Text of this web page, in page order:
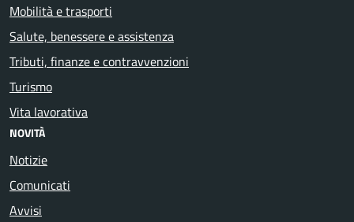
Mobilità e trasporti
Salute, benessere e assistenza
Tributi, finanze e contravvenzioni
Turismo
Vita lavorativa
NOVITÀ
Notizie
Comunicati
Avvisi